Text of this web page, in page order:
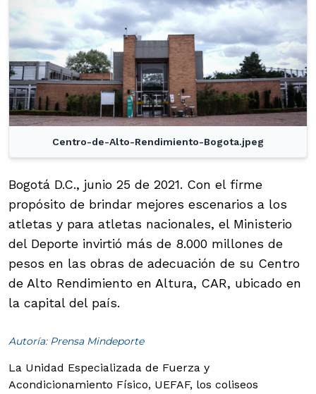
Centro-de-Alto-Rendimiento-Bogota.jpeg
Bogotá D.C., junio 25 de 2021. Con el firme
propósito de brindar mejores escenarios a los
atletas y para atletas nacionales, el Ministerio
del Deporte invirtió más de 8.000 millones de
pesos en las obras de adecuación de su Centro
de Alto Rendimiento en Altura, CAR, ubicado en
la capital del país.
Autoría: Prensa Mindeporte
La Unidad Especializada de Fuerza y
Acondicionamiento Físico, UEFAF, los coliseos